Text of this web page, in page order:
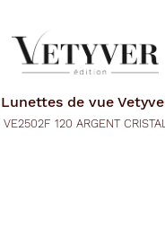
Lunettes de vue
VE2502F 120 ARGENT